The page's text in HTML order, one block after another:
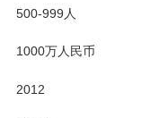
500-999人
1000万人民币
2012